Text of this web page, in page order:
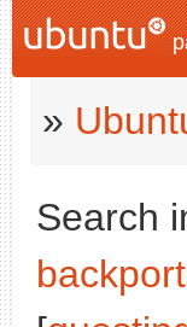
»
Search